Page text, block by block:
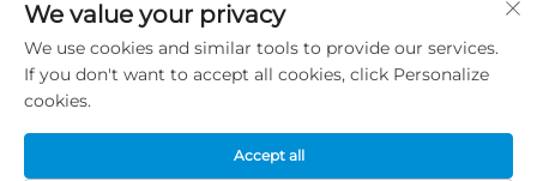
[email protected]
We value your privacy
We use cookies and similar tools to provide our services.
If you don't want to accept all cookies, click Personalize
cookies.
Accept all